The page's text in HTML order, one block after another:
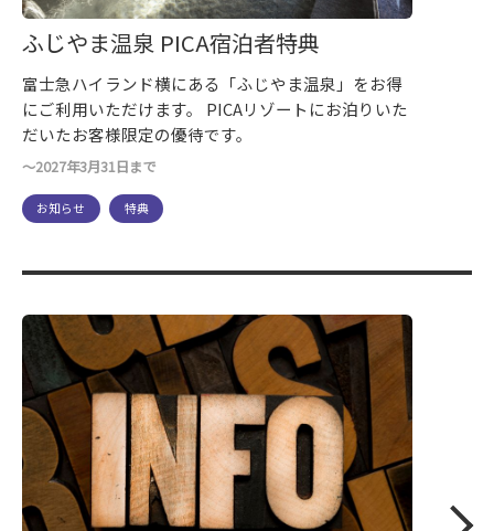
ふじやま温泉 PICA宿泊者特典
富士急ハイランド横にある「ふじやま温泉」をお得
にご利用いただけます。 PICAリゾートにお泊りいた
だいたお客様限定の優待です。
～2027年3月31日まで
お知らせ 特典